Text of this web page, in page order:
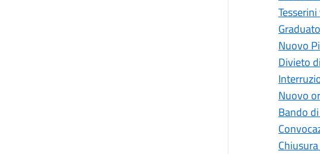
Nuovo
Divieto
Nuovo
Bando